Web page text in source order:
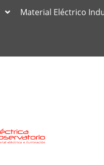
Material Eléctrico